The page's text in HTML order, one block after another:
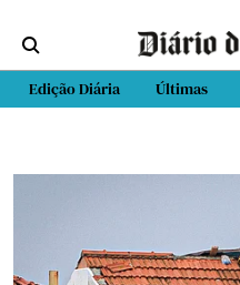
Edição Diária Últimas